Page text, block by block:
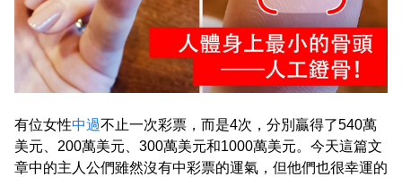
有位女性中過不止一次彩票，而是4次，分別贏得了540萬
美元、200萬美元、300萬美元和1000萬美元。今天這篇文
章中的主人公們雖然沒有中彩票的運氣，但他們也很幸運的